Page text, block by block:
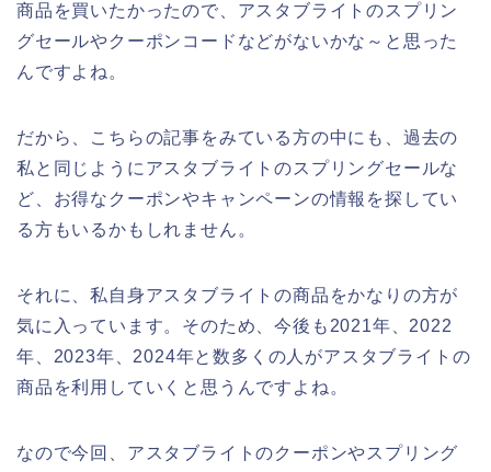
商品を買いたかったので、アスタブライトのスプリン
グセールやクーポンコードなどがないかな～と思った
んですよね。
だから、こちらの記事をみている方の中にも、過去の
私と同じようにアスタブライトのスプリングセールな
ど、お得なクーポンやキャンペーンの情報を探してい
る方もいるかもしれません。
それに、私自身アスタブライトの商品をかなりの方が
気に入っています。そのため、今後も2021年、2022
年、2023年、2024年と数多くの人がアスタブライトの
商品を利用していくと思うんですよね。
なので今回、アスタブライトのクーポンやスプリング